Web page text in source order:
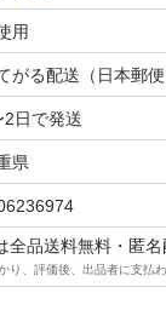
用
がる配送（日本郵便
2日で発送
県
全品送料無料・匿名
り、評価後、出品者に支払